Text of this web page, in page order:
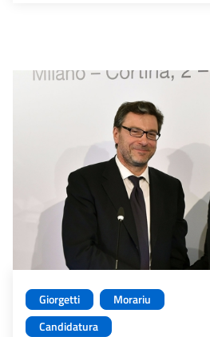
Giorgetti
Morariu
Candidatura